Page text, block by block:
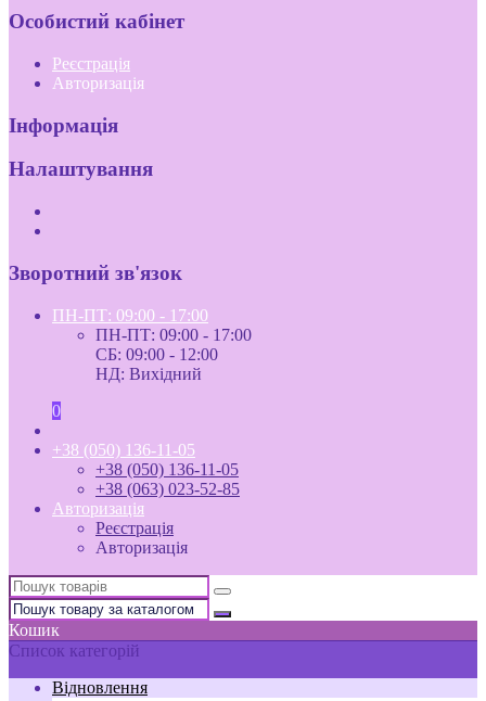
Особистий кабінет
Реєстрація
Авторизація
Інформація
Налаштування
Зворотний зв'язок
ПН-ПТ: 09:00 - 17:00
ПН-ПТ: 09:00 - 17:00
СБ: 09:00 - 12:00
НД: Вихідний
0
+38 (050) 136-11-05
+38 (050) 136-11-05
+38 (063) 023-52-85
Авторизація
Реєстрація
Авторизація
Кошик
Список категорій
Відновлення